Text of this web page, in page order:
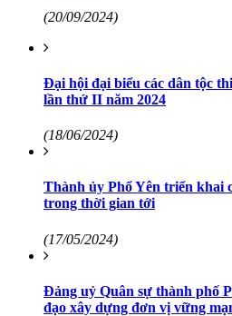
(20/09/2024)
Đại hội đại biểu các dân tộc
lần thứ II năm 2024
(18/06/2024)
Thành ủy Phổ Yên triển khai
trong thời gian tới
(17/05/2024)
Đảng uỷ Quân sự thành phố
đạo xây dựng đơn vị vững